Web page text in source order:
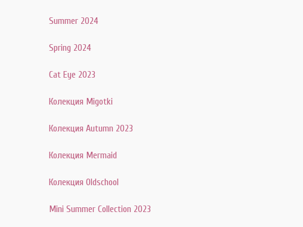
Summer 2024
Spring 2024
Cat Eye 2023
Колекция Migotki
Колекция Autumn 2023
Колекция Mermaid
Колекция Oldschool
Mini Summer Collection 2023